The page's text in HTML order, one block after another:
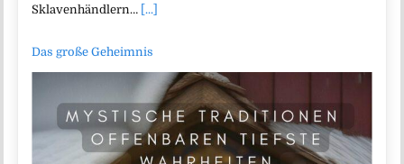
Sklavenhändlern… [...]
Das große Geheimnis